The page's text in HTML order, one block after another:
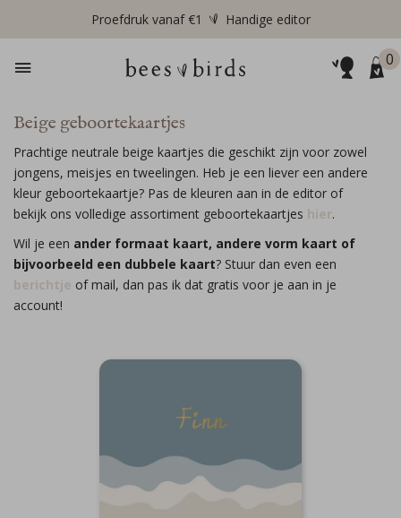
Proefdruk vanaf €1 Handige editor
0
Beige geboortekaartjes
Prachtige neutrale beige kaartjes die geschikt zijn voor zowel
jongens, meisjes en tweelingen. Heb je een liever een andere
kleur geboortekaartje? Pas de kleuren aan in de editor of
bekijk ons volledige assortiment geboortekaartjes hier.
Wil je een ander formaat kaart, andere vorm kaart of
bijvoorbeeld een dubbele kaart? Stuur dan even een
berichtje of mail, dan pas ik dat gratis voor je aan in je
account!